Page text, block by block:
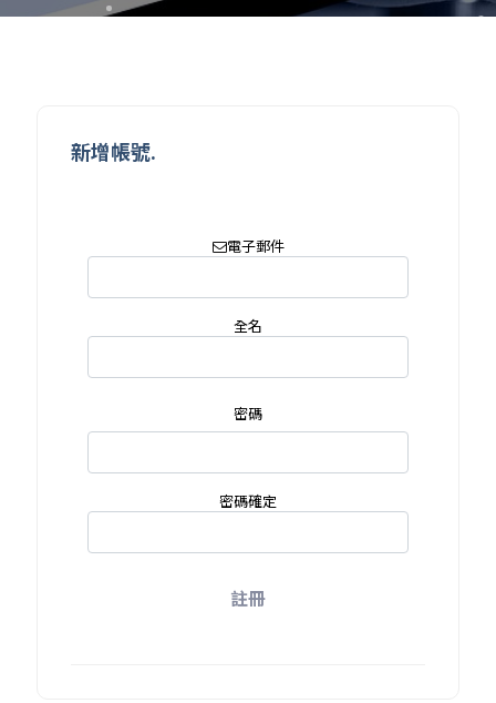
新增帳號.
電子郵件
全名
密碼
密碼確定
註冊